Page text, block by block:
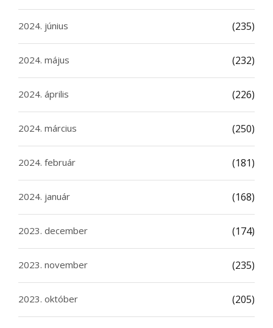
2024. június (235)
2024. május (232)
2024. április (226)
2024. március (250)
2024. február (181)
2024. január (168)
2023. december (174)
2023. november (235)
2023. október (205)